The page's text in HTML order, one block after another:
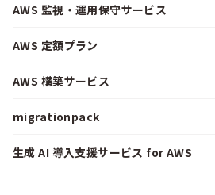
AWS 監視・運用保守サービス
AWS 定額プラン
AWS 構築サービス
migrationpack
生成 AI 導入支援サービス for AWS